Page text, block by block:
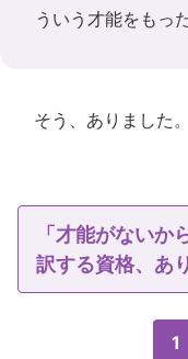
ういう才能をもっ
そう、ありました。
「才能がないか
訳する資格、あ
1